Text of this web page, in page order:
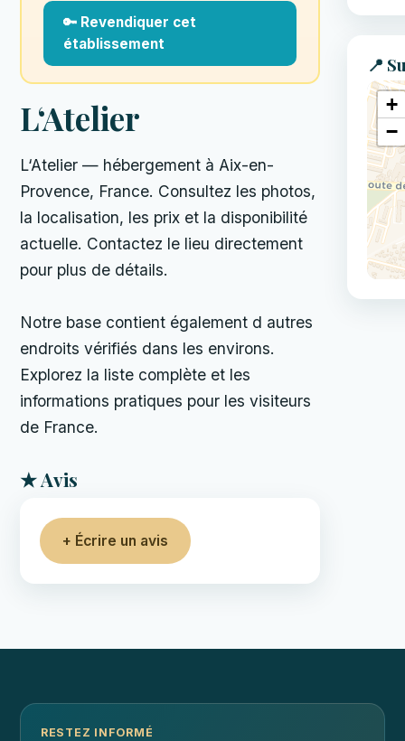
🔑 Revendiquer cet
établissement
L‘Atelier
L‘Atelier — hébergement à Aix-en-
Provence, France. Consultez les photos,
la localisation, les prix et la disponibilité
actuelle. Contactez le lieu directement
pour plus de détails.
Notre base contient également d autres
endroits vérifiés dans les environs.
Explorez la liste complète et les
informations pratiques pour les visiteurs
de France.
★ Avis
+ Écrire un avis
📍
+
−
RESTEZ INFORMÉ